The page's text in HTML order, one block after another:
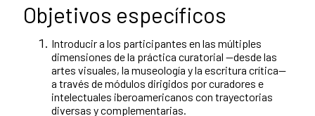
Objetivos específicos
Introducir a los participantes en las múltiples
dimensiones de la práctica curatorial —desde las
artes visuales, la museología y la escritura crítica—
a través de módulos dirigidos por curadores e
intelectuales iberoamericanos con trayectorias
diversas y complementarias.